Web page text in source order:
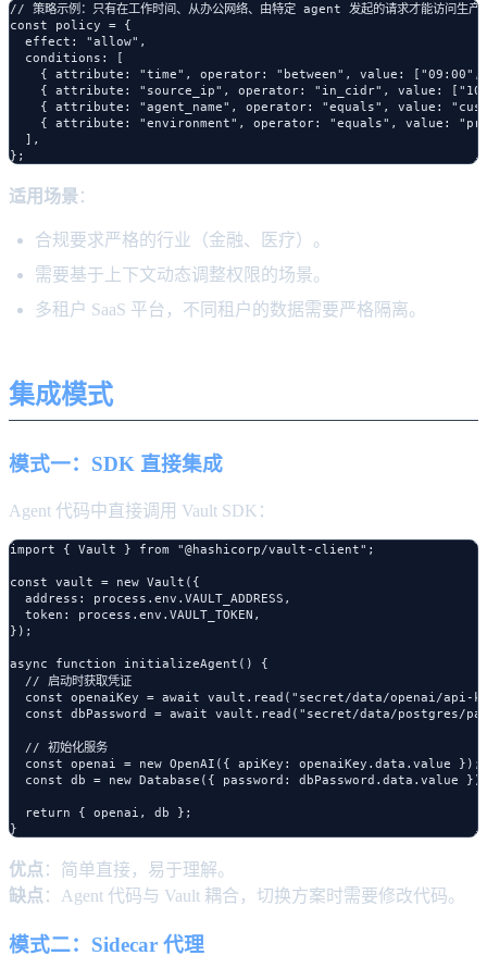
// 策略示例：只有在工作时间、从办公网络、由特定 agent 发起的请求才能访问生产
const policy = {
  effect: "allow",
  conditions: [
{ attribute: "time", operator: "between", value: ["09:00",
{ attribute: "source_ip", operator: "in_cidr", value:
{ attribute: "agent_name", operator: "equals", value:
{ attribute: "environment", operator: "equals", value:
  ],
适用场景：
合规要求严格的行业（金融、医疗）。
需要基于上下文动态调整权限的场景。
多租户 SaaS 平台，不同租户的数据需要严格隔离。
集成模式
模式一：SDK 直接集成
Agent 代码中直接调用 Vault SDK：
import { Vault } from "@hashicorp/vault-client";
const vault = new Vault({
  address: process.env.VAULT_ADDRESS,
  token: process.env.VAULT_TOKEN,
});
async function initializeAgent() {
  // 启动时获取凭证
const openaiKey = await vault.read("secret/data/openai/api-
const dbPassword = await vault.read("secret/data/postgres/
  // 初始化服务
  const openai = new OpenAI({ apiKey: openaiKey.data.value });
const db = new Database({ password: dbPassword.data.value
  return { openai, db };
优点 ：简单直接，易于理解。
缺点 ：Agent 代码与 Vault 耦合，切换方案时需要修改代码。
模式二：Sidecar 代理